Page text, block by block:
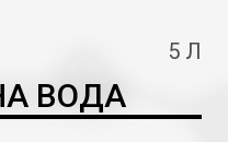
5 Л
ВОДА